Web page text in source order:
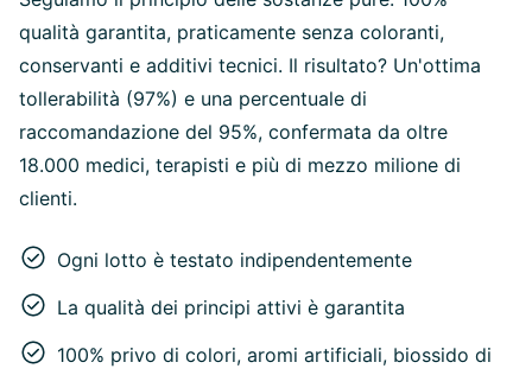
qualità garantita, praticamente senza coloranti,
conservanti e additivi tecnici. Il risultato? Un'ottima
tollerabilità (97%) e una percentuale di
raccomandazione del 95%, confermata da oltre
18.000 medici, terapisti e più di mezzo milione di
clienti.
Ogni lotto è testato indipendentemente
La qualità dei principi attivi è garantita
100% privo di colori, aromi artificiali, biossido di